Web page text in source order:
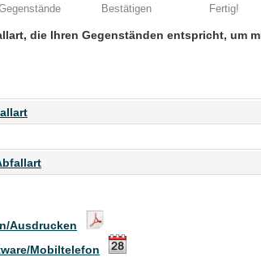
Bestätigen Fertig!
die Ihren Gegenständen entspricht, um
Ausdrucken
Mobiltelefon